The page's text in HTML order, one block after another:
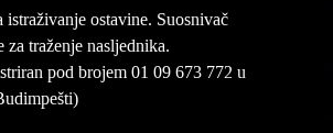
istraživanje ostavine. Suosnivač
za traženje nasljednika.
pod brojem 01 09 673 772 u